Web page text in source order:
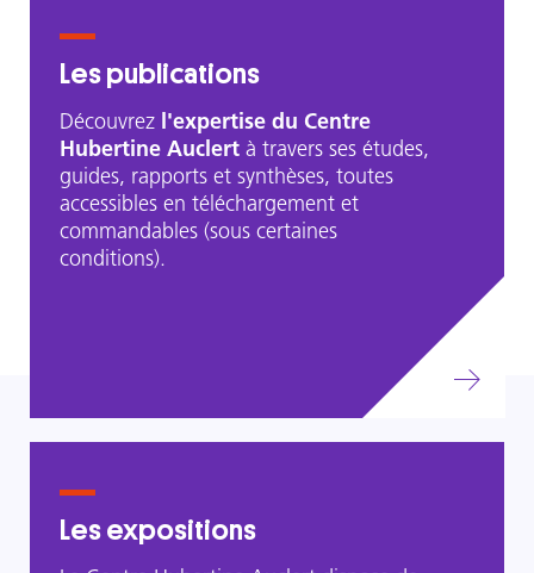
Les publications
Découvrez l'expertise du Centre
Hubertine Auclert à travers ses études,
guides, rapports et synthèses, toutes
accessibles en téléchargement et
commandables (sous certaines
conditions).
Les expositions